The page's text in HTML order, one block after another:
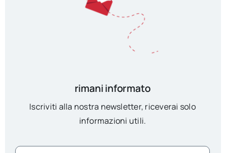
rimani informato
Iscriviti alla nostra newsletter, riceverai solo
informazioni utili.